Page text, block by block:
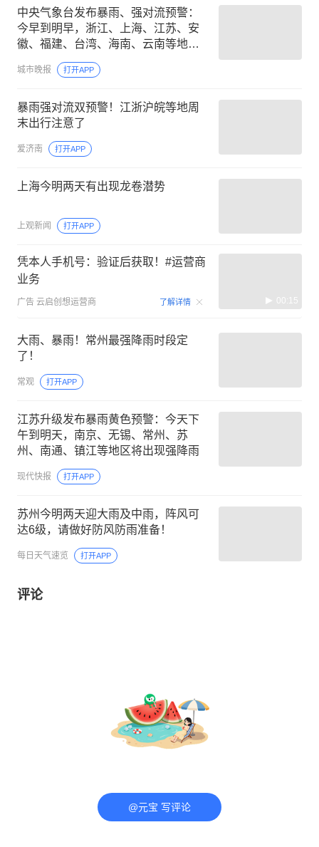
中央气象台发布暴雨、强对流预警：
今早到明早，浙江、上海、江苏、安
徽、福建、台湾、海南、云南等地有
大到暴雨，部分地方有大暴雨
城市晚报 打开APP
暴雨强对流双预警！江浙沪皖等地周
末出行注意了
爱济南 打开APP
上海今明两天有出现龙卷潜势
上观新闻 打开APP
凭本人手机号：验证后获取！#运营商
业务
广告 云启创想运营商 了解详情 00:15
大雨、暴雨！常州最强降雨时段定
了！
常观 打开APP
江苏升级发布暴雨黄色预警：今天下
午到明天，南京、无锡、常州、苏
州、南通、镇江等地区将出现强降雨
现代快报 打开APP
苏州今明两天迎大雨及中雨，阵风可
达6级，请做好防风防雨准备！
每日天气速览 打开APP
评论
@元宝 写评论